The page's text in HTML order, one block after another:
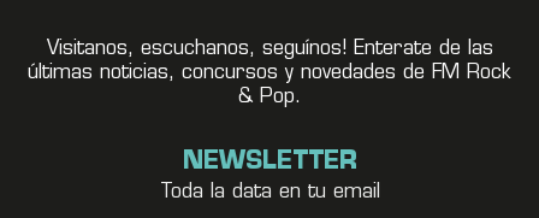
Visitanos, escuchanos, seguínos! Enterate de las
últimas noticias, concursos y novedades de FM Rock
& Pop.
NEWSLETTER
Toda la data en tu email